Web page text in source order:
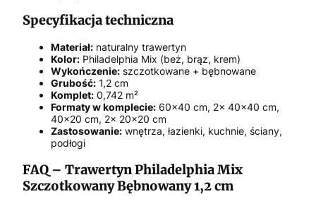
Specyfikacja techniczna
Materiał: naturalny trawertyn
Kolor: Philadelphia Mix (beż, brąz, krem)
Wykończenie: szczotkowane + bębnowane
Grubość: 1,2 cm
Komplet: 0,742 m²
Formaty w komplecie: 60x40 cm, 2x 40x40 cm,
40x20 cm, 2x 20x20 cm
Zastosowanie: wnętrza, łazienki, kuchnie, ściany,
podłogi
FAQ – Trawertyn Philadelphia Mix
Szczotkowany Bębnowany 1,2 cm